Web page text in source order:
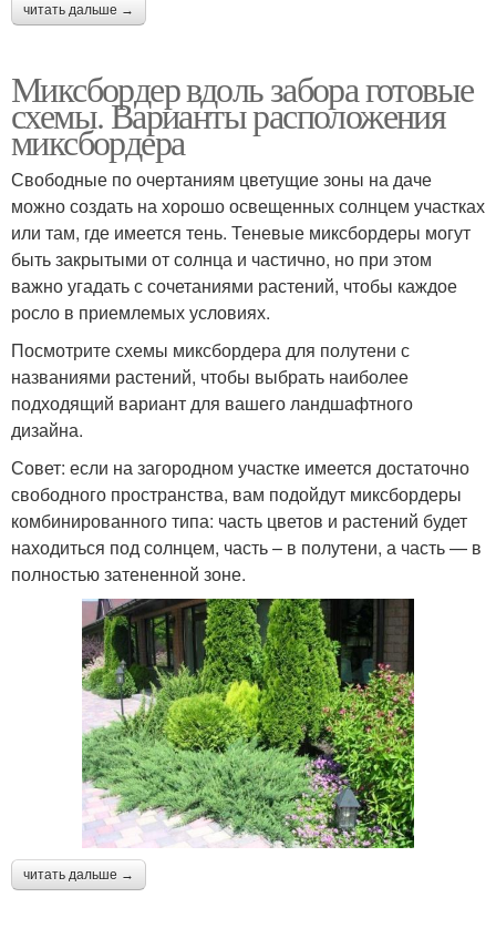
читать дальше →
Миксбордер вдоль забора готовые
схемы. Варианты расположения
миксбордера
Свободные по очертаниям цветущие зоны на даче
можно создать на хорошо освещенных солнцем участках
или там, где имеется тень. Теневые миксбордеры могут
быть закрытыми от солнца и частично, но при этом
важно угадать с сочетаниями растений, чтобы каждое
росло в приемлемых условиях.
Посмотрите схемы миксбордера для полутени с
названиями растений, чтобы выбрать наиболее
подходящий вариант для вашего ландшафтного
дизайна.
Совет: если на загородном участке имеется достаточно
свободного пространства, вам подойдут миксбордеры
комбинированного типа: часть цветов и растений будет
находиться под солнцем, часть – в полутени, а часть — в
полностью затененной зоне.
читать дальше →